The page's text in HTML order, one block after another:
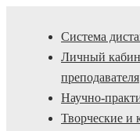
Система
Личный
преподавателя
Научно-
Творческие и